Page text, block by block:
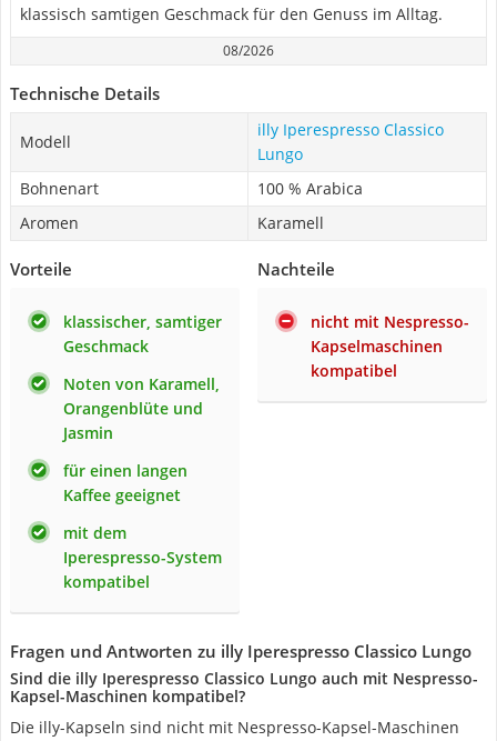
klassisch samtigen Geschmack für den Genuss im Alltag.
08/2026
Technische Details
Modell
illy Iperespresso Classico
Lungo
Bohnenart
100 % Arabica
Aromen
Karamell
Vorteile
klassischer, samtiger
Geschmack
Noten von Karamell,
Orangenblüte und
Jasmin
für einen langen
Kaffee geeignet
mit dem
Iperespresso-System
kompatibel
Nachteile
nicht mit Nespresso-
Kapselmaschinen
kompatibel
Fragen und Antworten zu illy Iperespresso Classico Lungo
Sind die illy Iperespresso Classico Lungo auch mit Nespresso-
Kapsel-Maschinen kompatibel?
Die illy-Kapseln sind nicht mit Nespresso-Kapsel-Maschinen